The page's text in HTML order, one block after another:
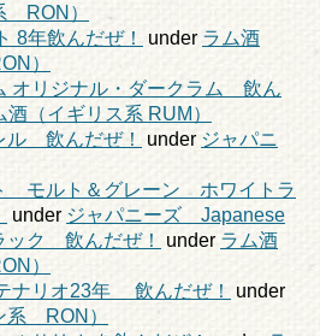
RON）
8年飲んだぜ！
under ラム酒
）
オリジナル・ダークラム 飲ん
酒（イギリス系 RUM）
ル 飲んだぜ！
under ジャパニ
モルト＆グレーン ホワイトラ
under ジャパニーズ Japanese
ク 飲んだぜ！
under ラム酒
）
ナリオ23年 飲んだぜ！
under
系 RON）